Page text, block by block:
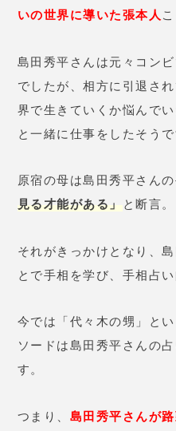
いの世界に導いた張本人
島田秀平さんは元々コン
でしたが、相方に引退さ
界で生きていくか悩んで
と一緒に仕事をしたそうで
原宿の母は島田秀平さんの
見る才能がある」
と断言。
それがきっかけとなり、
とで手相を学び、手相占
今では「代々木の甥」と
ソードは島田秀平さんの
す。
つまり、 島田秀平さんが